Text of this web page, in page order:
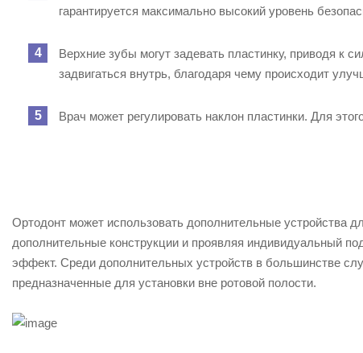
гарантируется максимально высокий уровень
Верхние зубы могут задевать пластинку, приводя к
задвигаться внутрь, благодаря чему происходит
Врач может регулировать наклон пластинки. Для
Ортодонт может использовать дополнительные устройства
дополнительные конструкции и проявляя индивидуальный
эффект. Среди дополнительных устройств в большинстве
предназначенные для установки вне ротовой полости.